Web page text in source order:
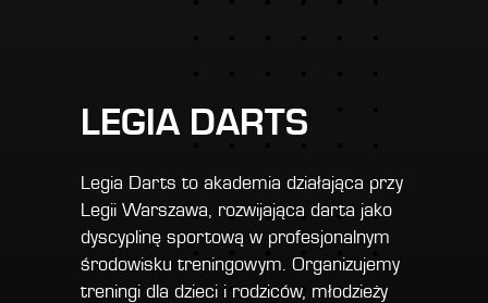
LEGIA DARTS
Legia Darts to akademia działająca przy
Legii Warszawa, rozwijająca darta jako
dyscyplinę sportową w profesjonalnym
środowisku treningowym. Organizujemy
treningi dla dzieci i rodziców, młodzieży